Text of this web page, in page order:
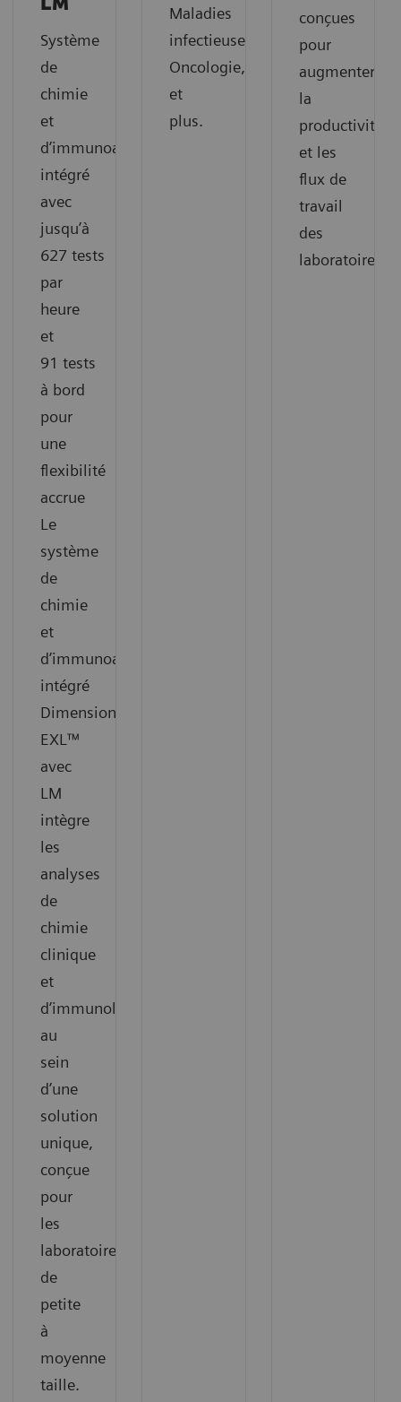
Système
de
chimie
et
d’immunoanalyse
intégré
avec
jusqu’à
627 tests
par
heure
et
91 tests
à bord
pour
une
flexibilité
accrue
Le
système
de
chimie
et
d’immunoanalyse
intégré
Dimension®
EXL™
avec
LM
intègre
les
analyses
de
chimie
clinique
et
d’immunologie
au
sein
d’une
solution
unique,
conçue
pour
les
laboratoires
de
petite
à
moyenne
taille.
Maladies
infectieuses,
Oncologie,
et
plus.
conçues
pour
augmenter
la
productivité
et les
flux de
travail
des
laboratoires.